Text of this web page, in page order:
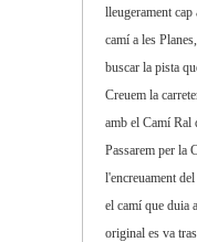
lleugerament cap
camí a les
buscar la pista
Creuem la
amb el Camí Ral
Passarem per la
l'encreuament
el camí que duia
original es va